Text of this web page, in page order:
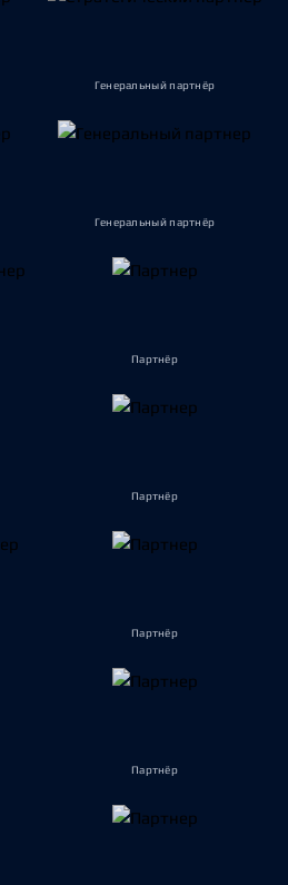
Генеральный партнёр
Генеральный партнёр
Партнёр
Партнёр
Партнёр
Партнёр